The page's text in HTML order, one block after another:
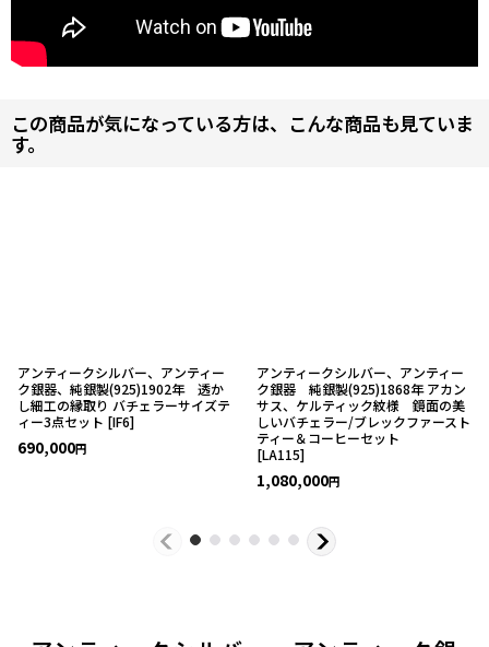
この商品が気になっている方は、こんな商品も見ていま
す。
アンティークシルバー、アンティー
ク銀器、純銀製(925)1902年 透か
し細工の縁取り バチェラーサイズテ
ィー3点セット [IF6]
690,000円
アンティークシルバー、アンティー
ク銀器 純銀製(925)1868年 アカン
サス、ケルティック紋様 鏡面の美
しいバチェラー/ブレックファースト
ティー＆コーヒーセット
[LA115]
1,080,000円